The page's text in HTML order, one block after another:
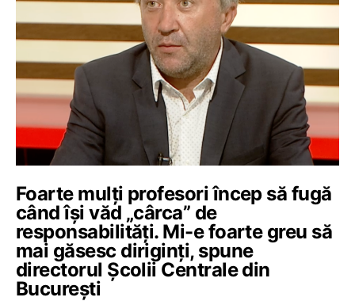
Foarte mulți profesori încep să fugă
când își văd „cârca” de
responsabilități. Mi-e foarte greu să
mai găsesc diriginți, spune
directorul Școlii Centrale din
București